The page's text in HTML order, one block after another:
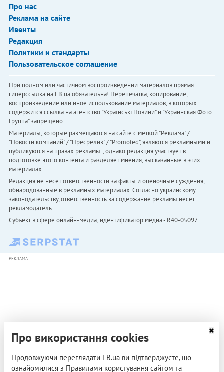
Про нас
Реклама на сайте
Ивенты
Редакция
Политики и стандарты
Пользовательское соглашение
При полном или частичном воспроизведении материалов прямая
гиперссылка на LB.ua обязательна! Перепечатка, копирование,
воспроизведение или иное использование материалов, в которых
содержится ссылка на агентство "Українськi Новини" и "Украинская Фото
Группа" запрещено.
Материалы, которые размещаются на сайте с меткой "Реклама" /
"Новости компаний" / "Пресрелиз" / "Promoted", являются рекламными и
публикуются на правах рекламы. , однако редакция участвует в
подготовке этого контента и разделяет мнения, высказанные в этих
материалах.
Редакция не несет ответственности за факты и оценочные суждения,
обнародованные в рекламных материалах. Согласно украинскому
законодательству, ответственность за содержание рекламы несет
рекламодатель.
Субъект в сфере онлайн-медиа; идентификатор медиа - R40-05097
РЕКЛАМА
Про використання cookies
Продовжуючи переглядати LB.ua ви підтверджуєте, що
ознайомилися з Правилами користування сайтом та